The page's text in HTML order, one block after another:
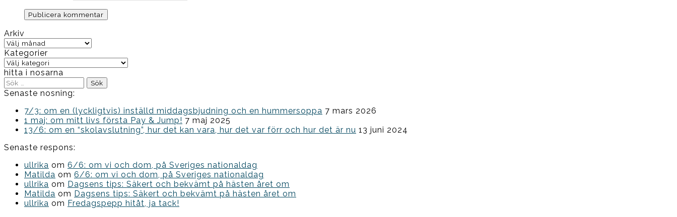
Arkiv
Arkiv
Kategorier
Kategorier
hitta i nosarna
Sök
efter:
Senaste nosning:
7/3: om en (lyckligtvis) inställd middagsbjudning och en hummersoppa 7 mars 2026
1 maj: om mitt livs första Pay & Jump! 7 maj 2025
13/6: om en “skolavslutning”, hur det kan vara, hur det var förr och hur det är nu 13 juni 2024
Senaste respons:
ullrika om 6/6: om vi och dom, på Sveriges nationaldag
Matilda om 6/6: om vi och dom, på Sveriges nationaldag
ullrika om Dagsens tips: Säkert och bekvämt på hästen året om
Matilda om Dagsens tips: Säkert och bekvämt på hästen året om
ullrika om Fredagspepp hitåt, ja tack!